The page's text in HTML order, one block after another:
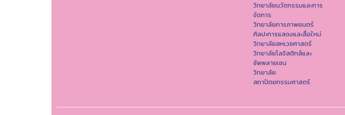
วิทยาลัยนวัตกรรมและการ
จัดการ
วิทยาลัยการภาพยนตร์
ศิลปะการแสดงและสื่อใหม่
วิทยาลัยสหเวชศาสตร์
วิทยาลัยโลจิสติกส์และ
ซัพพลายเชน
วิทยาลัย
สถาปัตยกรรมศาสตร์